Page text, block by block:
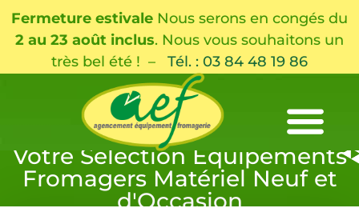
Fermeture estivale Nous serons en congés du
2 au 23 août inclus. Nous vous souhaitons un
très bel été ! – Tél. : 03 84 48 19 86
Votre Sélection Équipements
Fromagers Matériel Neuf et
d'Occasion